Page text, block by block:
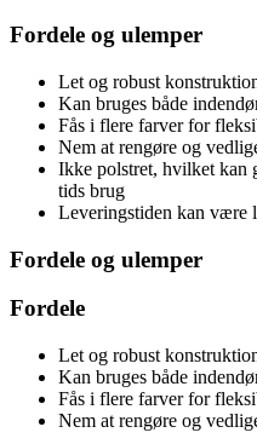
Fordele og ulemper
Let og robust
Kan bruges både
Fås i flere farver for
Nem at rengøre og
Ikke polstret, hvilket kan
tids brug
Leveringstiden kan være
Fordele og ulemper
Fordele
Let og robust
Kan bruges både
Fås i flere farver for
Nem at rengøre og